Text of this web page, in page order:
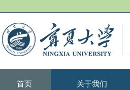
首页 关于我们